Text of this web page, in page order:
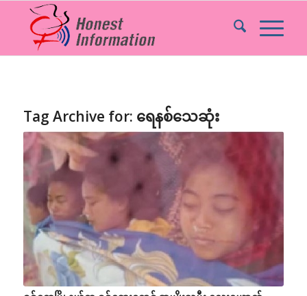
Tag Archive for: ရေနစ်သေဆုံး